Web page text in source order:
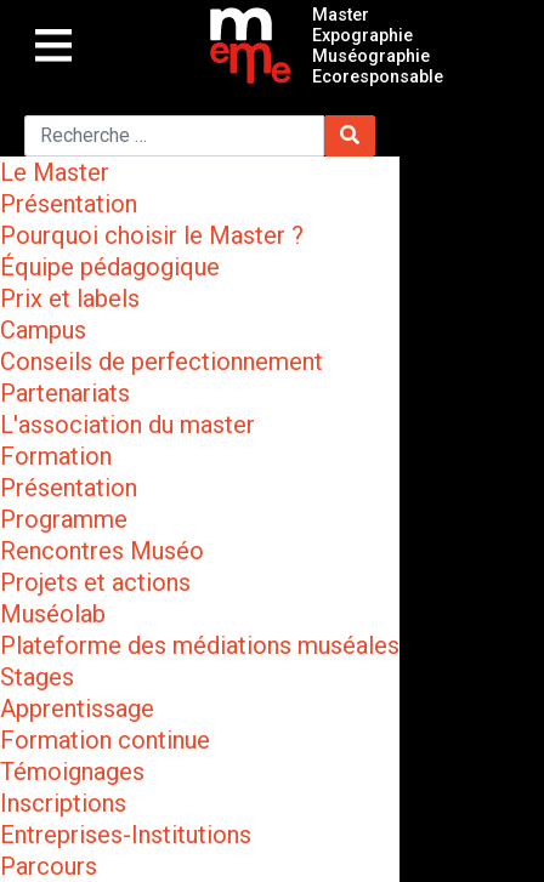
Master
Expographie
Muséographie
Ecoresponsable
Le Master
Présentation
Pourquoi choisir le Master ?
Équipe pédagogique
Prix et labels
Campus
Conseils de perfectionnement
Partenariats
L'association du master
Formation
Présentation
Programme
Rencontres Muséo
Projets et actions
Muséolab
Plateforme des médiations muséales
Stages
Apprentissage
Formation continue
Témoignages
Inscriptions
Entreprises-Institutions
Parcours